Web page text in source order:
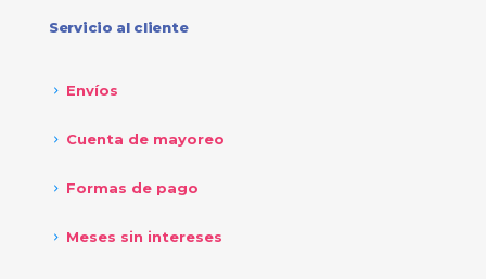
Servicio al cliente
Envíos
Cuenta de mayoreo
Formas de pago
Meses sin intereses